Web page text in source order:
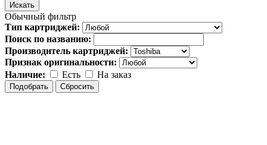
Обычный фильтр
Тип картриджей:
Поиск по названию:
Производитель картриджей:
Признак оригинальности:
Наличие:
Есть На заказ